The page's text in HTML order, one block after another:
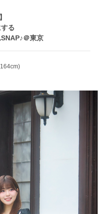
る
＠東京